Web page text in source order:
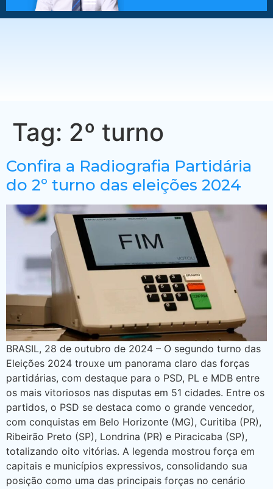
Tag: 2º turno
Confira a Radiografia Partidária
do 2º turno das eleições 2024
BRASIL, 28 de outubro de 2024 – O segundo turno das
Eleições 2024 trouxe um panorama claro das forças
partidárias, com destaque para o PSD, PL e MDB entre
os mais vitoriosos nas disputas em 51 cidades. Entre os
partidos, o PSD se destaca como o grande vencedor,
com conquistas em Belo Horizonte (MG), Curitiba (PR),
Ribeirão Preto (SP), Londrina (PR) e Piracicaba (SP),
totalizando oito vitórias. A legenda mostrou força em
capitais e municípios expressivos, consolidando sua
posição como uma das principais forças no cenário